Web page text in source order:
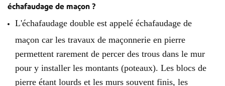
échafaudage de maçon ?
L'échafaudage double est appelé échafaudage de
maçon car les travaux de maçonnerie en pierre
permettent rarement de percer des trous dans le mur
pour y installer les montants (poteaux). Les blocs de
pierre étant lourds et les murs souvent finis, les